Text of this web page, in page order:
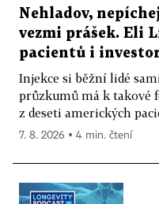
Nehladov,
vezmi prášek. Eli
pacientů i
Injekce si běžní lidé
průzkumů má k takové
z deseti amerických
7. 8. 2026 ▪ 4 min. čtení